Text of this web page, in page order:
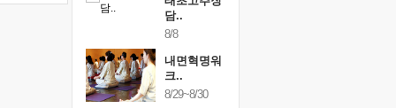
담..
8/8
내면혁명워
크..
8/29~8/30